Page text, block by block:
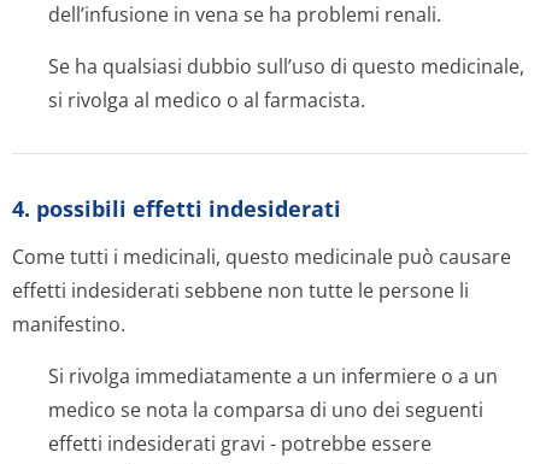
dell’infusione in vena se ha problemi renali.
Se ha qualsiasi dubbio sull’uso di questo medicinale,
si rivolga al medico o al farmacista.
4. possibili effetti indesiderati
Come tutti i medicinali, questo medicinale può causare
effetti indesiderati sebbene non tutte le persone li
manifestino.
Si rivolga immediatamente a un infermiere o a un
medico se nota la comparsa di uno dei seguenti
effetti indesiderati gravi - potrebbe essere